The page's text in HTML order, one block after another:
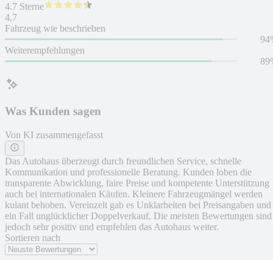
Was Kunden sagen
Von KI zusammengefasst
Das Autohaus überzeugt durch freundlichen Service, schnelle
Kommunikation und professionelle Beratung. Kunden loben die
transparente Abwicklung, faire Preise und kompetente Unterstützung
auch bei internationalen Käufen. Kleinere Fahrzeugmängel werden
kulant behoben. Vereinzelt gab es Unklarheiten bei Preisangaben und
ein Fall unglücklicher Doppelverkauf. Die meisten Bewertungen sind
jedoch sehr positiv und empfehlen das Autohaus weiter.
Sortieren nach
4.7 Sterne
4,7
Fahrzeug wie beschrieben
Weiterempfehlungen